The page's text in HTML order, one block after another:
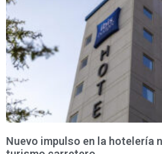
Nuevo impulso en la hotelería